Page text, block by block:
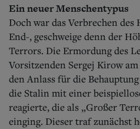
Ein neuer Menschentypus
Doch war das Verbrechen
End-, geschweige denn der
Terrors. Die Ermordung des
Vorsitzenden Sergej Kirow
den Anlass für die
die Stalin mit einer
reagierte, die als „Großer
einging. Dieser traf zunächst